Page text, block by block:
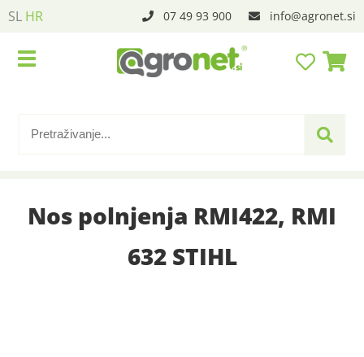
SL HR 07 49 93 900 info agronet.si
Nos polnjenja RMI422, RMI
632 STIHL